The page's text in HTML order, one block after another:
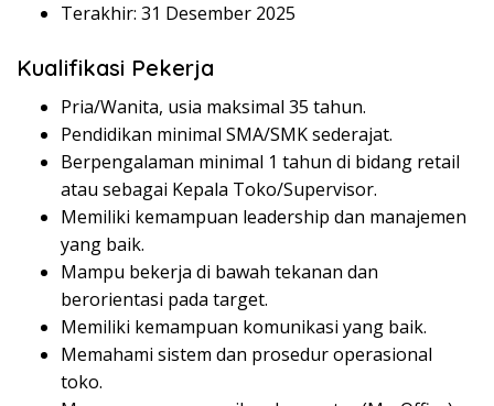
Terakhir: 31 Desember 2025
Kualifikasi Pekerja
Pria/Wanita, usia maksimal 35 tahun.
Pendidikan minimal SMA/SMK sederajat.
Berpengalaman minimal 1 tahun di bidang retail
atau sebagai Kepala Toko/Supervisor.
Memiliki kemampuan leadership dan manajemen
yang baik.
Mampu bekerja di bawah tekanan dan
berorientasi pada target.
Memiliki kemampuan komunikasi yang baik.
Memahami sistem dan prosedur operasional
toko.